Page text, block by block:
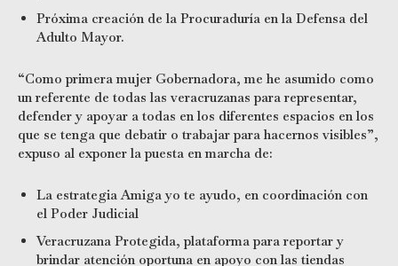
Próxima creación de la Procuraduría en la Defensa del
Adulto Mayor.
“Como primera mujer Gobernadora, me he asumido como
un referente de todas las veracruzanas para representar,
defender y apoyar a todas en los diferentes espacios en los
que se tenga que debatir o trabajar para hacernos visibles”,
expuso al exponer la puesta en marcha de:
La estrategia Amiga yo te ayudo, en coordinación con
el Poder Judicial
Veracruzana Protegida, plataforma para reportar y
brindar atención oportuna en apoyo con las tiendas